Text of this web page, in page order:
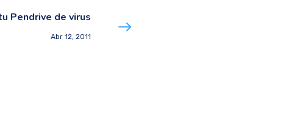
Pendrive de virus
Abr 12, 2011